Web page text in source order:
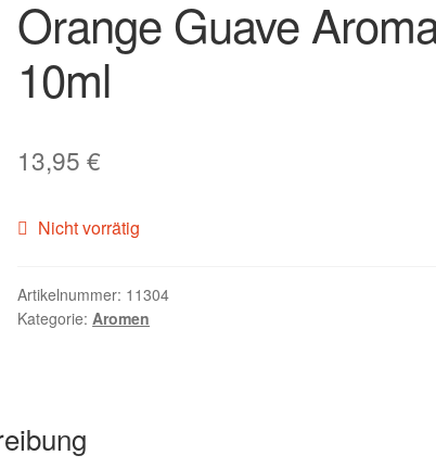
Orange Guave
10ml
13,95€
Nicht vorrätig
Artikelnummer: 11304
Kategorie:Aromen